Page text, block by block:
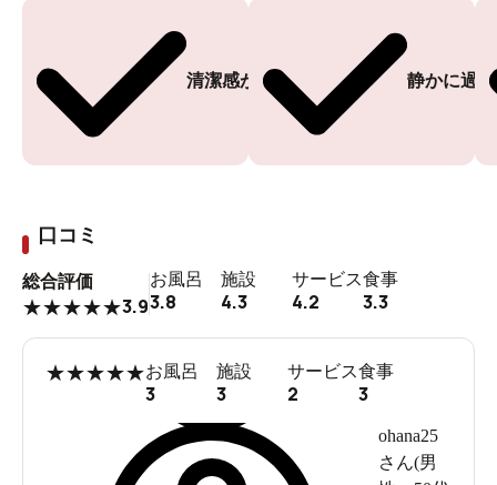
清潔感がある 静かに過
口コミ
総合評価
★★★★★3.9
お風呂
3.8
施設
4.3
サービス
4.2
食事
3.3
★★★★★お風呂
3
施設
3
サービス
2
食事
3
ohana25
さん(男